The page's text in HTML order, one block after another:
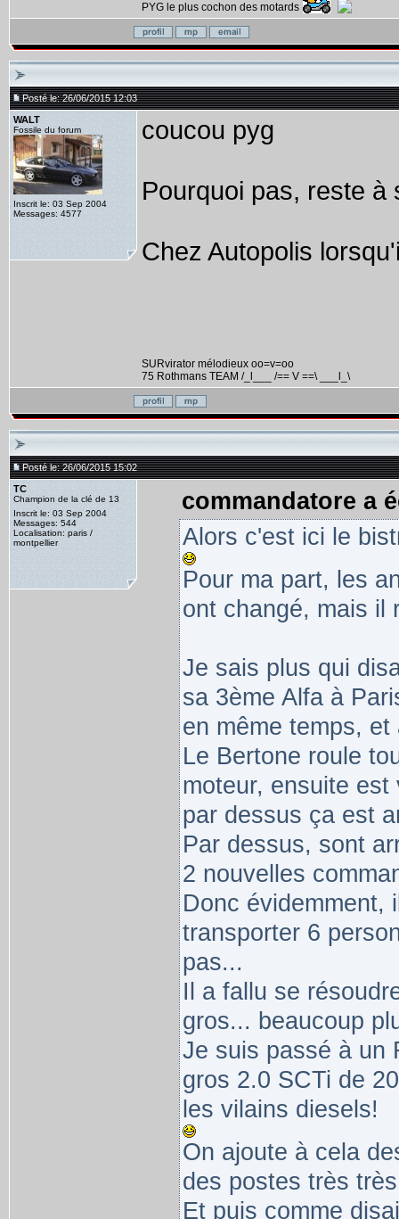
PYG le plus cochon des motards
Posté le: 26/06/2015 12:03
WALT
Fossile du forum
Inscrit le: 03 Sep 2004
Messages: 4577
coucou pyg
Pourquoi pas, reste à
Chez Autopolis
SURvirator mélodieux oo=v=oo
75 Rothmans TEAM /_l___ /== V ==\ ___l_\
Posté le: 26/06/2015 15:02
TC
Champion de la clé de 13
Inscrit le: 03 Sep 2004
Messages: 544
Localisation: paris /
montpellier
commandatore a
Alors c'est ici le
Pour ma part, les
ont changé, mais il
Je sais plus qui
sa 3ème Alfa à
en même temps,
Le Bertone roule
moteur, ensuite
par dessus ça est
Par dessus, sont
2 nouvelles
Donc évidemment,
transporter 6
pas...
Il a fallu se
gros... beaucoup
Je suis passé à un
gros 2.0 SCTi de
les vilains diesels!
On ajoute à cela
des postes très
Et puis comme